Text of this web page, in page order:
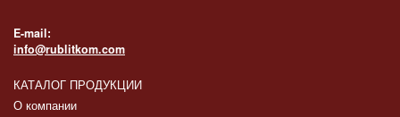
E-mail:
info@rublitkom.com
КАТАЛОГ ПРОДУКЦИИ
О компании